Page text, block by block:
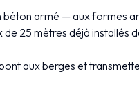
béton armé — aux formes
25 mètres déjà installés
aux berges et